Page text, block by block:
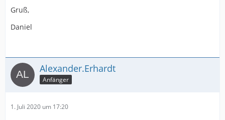
Gruß,
Daniel
Alexander.Erhardt
Anfänger
1. Juli 2020 um 17:20